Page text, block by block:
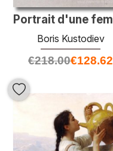
Boris Kustodiev
€218.00€128.62